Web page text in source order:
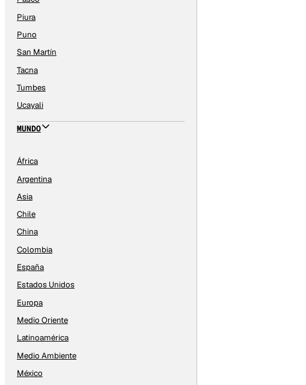
Piura
Puno
San Martín
Tacna
Tumbes
Ucayali
MUNDO
África
Argentina
Asia
Chile
China
Colombia
España
Estados Unidos
Europa
Medio Oriente
Latinoamérica
Medio Ambiente
México